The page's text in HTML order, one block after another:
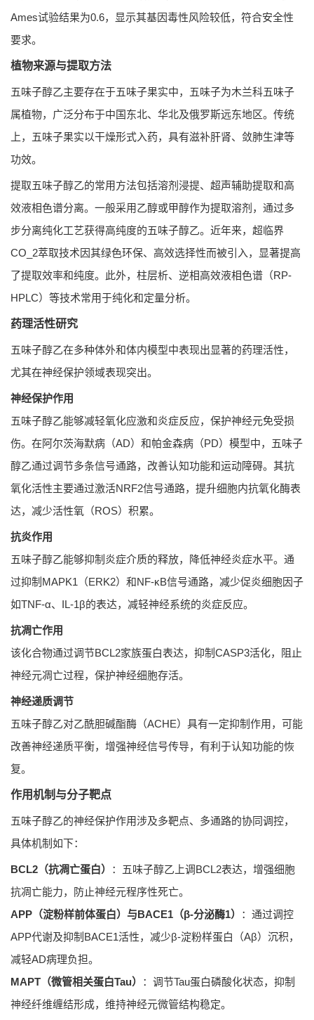
Ames试验结果为0.6，显示其基因毒性风险较低，符合安全性
要求。
植物来源与提取方法
五味子醇乙主要存在于五味子果实中，五味子为木兰科五味子
属植物，广泛分布于中国东北、华北及俄罗斯远东地区。传统
上，五味子果实以干燥形式入药，具有滋补肝肾、敛肺生津等
功效。
提取五味子醇乙的常用方法包括溶剂浸提、超声辅助提取和高
效液相色谱分离。一般采用乙醇或甲醇作为提取溶剂，通过多
步分离纯化工艺获得高纯度的五味子醇乙。近年来，超临界
CO_2萃取技术因其绿色环保、高效选择性而被引入，显著提高
了提取效率和纯度。此外，柱层析、逆相高效液相色谱（RP-
HPLC）等技术常用于纯化和定量分析。
药理活性研究
五味子醇乙在多种体外和体内模型中表现出显著的药理活性，
尤其在神经保护领域表现突出。
神经保护作用
五味子醇乙能够减轻氧化应激和炎症反应，保护神经元免受损
伤。在阿尔茨海默病（AD）和帕金森病（PD）模型中，五味子
醇乙通过调节多条信号通路，改善认知功能和运动障碍。其抗
氧化活性主要通过激活NRF2信号通路，提升细胞内抗氧化酶表
达，减少活性氧（ROS）积累。
抗炎作用
五味子醇乙能够抑制炎症介质的释放，降低神经炎症水平。通
过抑制MAPK1（ERK2）和NF-κB信号通路，减少促炎细胞因子
如TNF-α、IL-1β的表达，减轻神经系统的炎症反应。
抗凋亡作用
该化合物通过调节BCL2家族蛋白表达，抑制CASP3活化，阻止
神经元凋亡过程，保护神经细胞存活。
神经递质调节
五味子醇乙对乙酰胆碱酯酶（ACHE）具有一定抑制作用，可能
改善神经递质平衡，增强神经信号传导，有利于认知功能的恢
复。
作用机制与分子靶点
五味子醇乙的神经保护作用涉及多靶点、多通路的协同调控，
具体机制如下：
BCL2（抗凋亡蛋白）
：五味子醇乙上调BCL2表达，增强细胞
抗凋亡能力，防止神经元程序性死亡。
APP（淀粉样前体蛋白）与BACE1（β-分泌酶1）
：通过调控
APP代谢及抑制BACE1活性，减少β-淀粉样蛋白（Aβ）沉积，
减轻AD病理负担。
MAPT（微管相关蛋白Tau）
：调节Tau蛋白磷酸化状态，抑制
神经纤维缠结形成，维持神经元微管结构稳定。